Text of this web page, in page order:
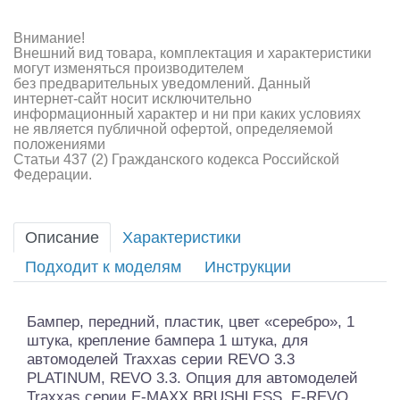
Внимание!
Внешний вид товара, комплектация и характеристики
могут изменяться производителем
без предварительных уведомлений. Данный
интернет-сайт носит исключительно
информационный характер и ни при каких условиях
не является публичной офертой, определяемой
положениями
Статьи 437 (2) Гражданского кодекса Российской
Федерации.
Описание
Характеристики
Подходит к моделям
Инструкции
Бампер, передний, пластик, цвет «серебро», 1
штука, крепление бампера 1 штука, для
автомоделей Traxxas серии REVO 3.3
PLATINUM, REVO 3.3. Опция для автомоделей